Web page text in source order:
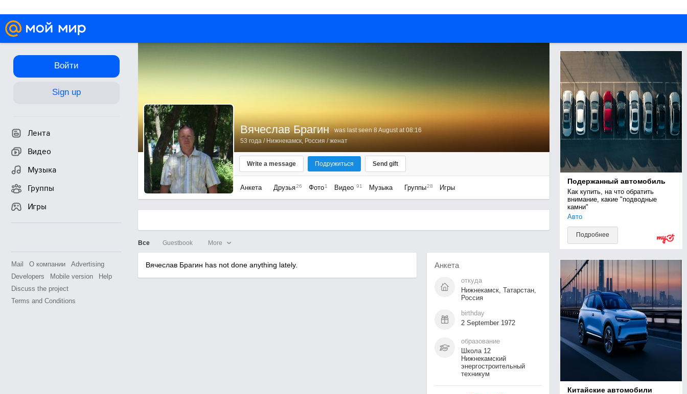
Войти
Sign up
Лента
Видео
Музыка
Группы
Игры
Mail О компании
Advertising
Developers
Mobile version
Help
Discuss the project
Terms and Conditions
Вячеслав Брагин
was last seen 8 August at 08:16
53 года/ Нижнекамск, Россия / женат
Write a message Подружиться Send gift
Анкета Друзья26 Фото 1 Видео 91 Музыка Группы28 Игры
Все Guestbook More
Вячеслав Брагин has not done anything lately. Анкета
откуда
Нижнекамск, Татарстан,
Россия
birthday
2 September 1972
образование
Школа 12
Нижнекамский
энергостроительный
техникум
Подержанный автомобиль
Как купить, на что обратить
внимание, какие "подводные
камни"
Авто
Подробнее
Китайские автомобили